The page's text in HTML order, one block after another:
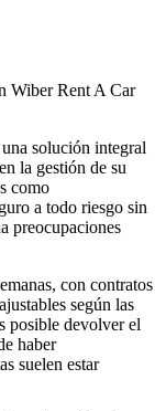
Wiber Rent A Car
solución integral
la gestión de su
como
a todo riesgo sin
preocupaciones
con contratos
según las
posible devolver el
haber
suelen estar